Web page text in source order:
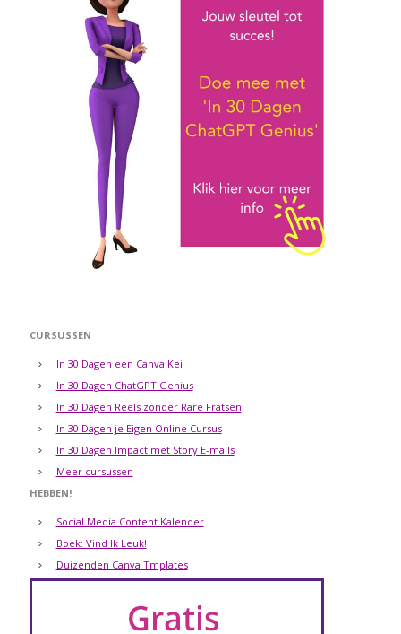
CURSUSSEN
In 30 Dagen een Canva Kei
In 30 Dagen ChatGPT Genius
In 30 Dagen Reels zonder Rare Fratsen
In 30 Dagen je Eigen Online Cursus
In 30 Dagen Impact met Story E-mails
Meer cursussen
HEBBEN!
Social Media Content Kalender
Boek: Vind Ik Leuk!
Duizenden Canva Tmplates